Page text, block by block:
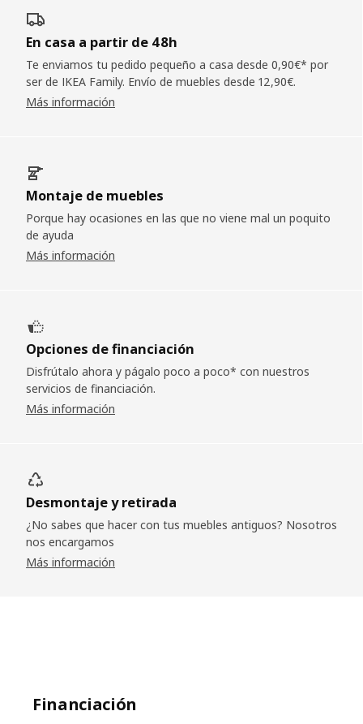
En casa a partir de 48h
Te enviamos tu pedido pequeño a casa desde 0,90€* por
ser de IKEA Family. Envío de muebles desde 12,90€.
Más información
Montaje de muebles
Porque hay ocasiones en las que no viene mal un poquito
de ayuda
Más información
Opciones de financiación
Disfrútalo ahora y págalo poco a poco* con nuestros
servicios de financiación.
Más información
Desmontaje y retirada
¿No sabes que hacer con tus muebles antiguos? Nosotros
nos encargamos
Más información
Financiación